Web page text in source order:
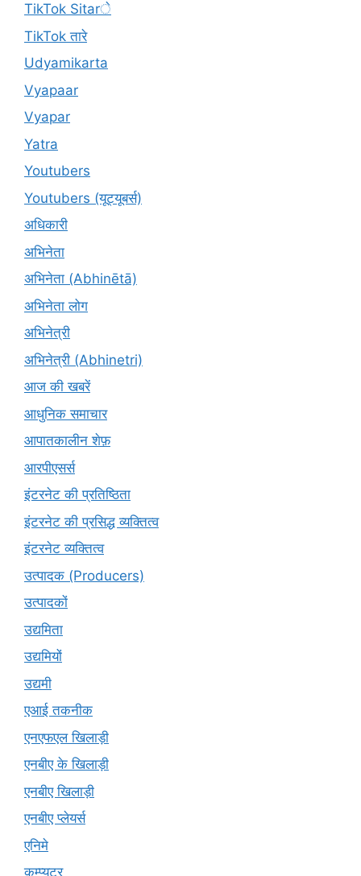
TikTok Sitarे
TikTok तारे
Udyamikarta
Vyapaar
Vyapar
Yatra
Youtubers
Youtubers (यूट्यूबर्स)
अधिकारी
अभिनेता
अभिनेता (Abhinētā)
अभिनेता लोग
अभिनेत्री
अभिनेत्री (Abhinetri)
आज की खबरें
आधुनिक समाचार
आपातकालीन शेफ़
आरपीएसर्स
इंटरनेट की प्रतिष्ठिता
इंटरनेट की प्रसिद्ध व्यक्तित्व
इंटरनेट व्यक्तित्व
उत्पादक (Producers)
उत्पादकों
उद्यमिता
उद्यमियों
उद्यमी
एआई तकनीक
एनएफएल खिलाड़ी
एनबीए के खिलाड़ी
एनबीए खिलाड़ी
एनबीए प्लेयर्स
एनिमे
कम्प्यूटर